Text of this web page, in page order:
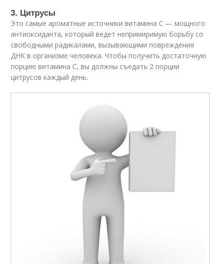
3. Цитрусы
Это самые ароматные источники витамина С — мощного
антиоксиданта, который ведет непримиримую борьбу со
свободными радикалами, вызывающими повреждения
ДНК в организме человека. Чтобы получить достаточную
порцию витамина С, вы должны съедать 2 порции
цитрусов каждый день.